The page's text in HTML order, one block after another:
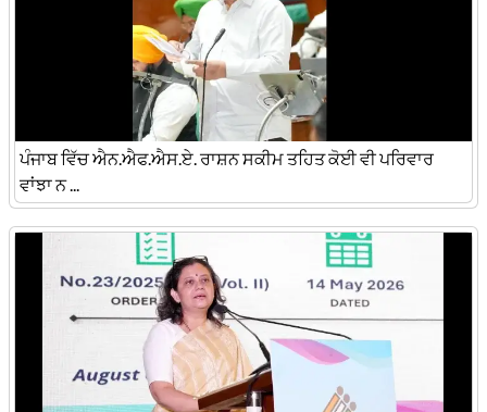
ਪੰਜਾਬ ਵਿੱਚ ਐਨ.ਐਫ.ਐਸ.ਏ. ਰਾਸ਼ਨ ਸਕੀਮ ਤਹਿਤ ਕੋਈ ਵੀ ਪਰਿਵਾਰ
ਵਾਂਝਾ ਨ ...